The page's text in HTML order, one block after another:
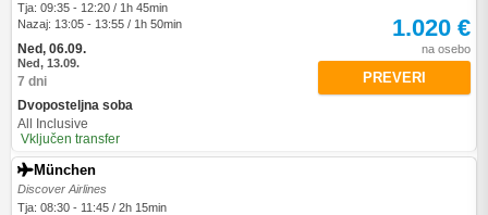
Tja: 09:35 - 12:20 / 1h 45min
Nazaj: 13:05 - 13:55 / 1h 50min
Ned, 06.09.
Ned, 13.09.
7 dni
Dvoposteljna soba
All Inclusive
Vključen transfer
1.020 €
na osebo
PREVERI
München
Discover Airlines
Tja: 08:30 - 11:45 / 2h 15min